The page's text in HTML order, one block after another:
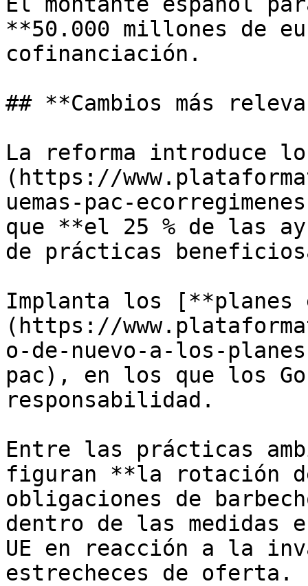
**50.000 millones de
cofinanciación.
## **Cambios más
La reforma introduce
(https://
uemas-pac-
que **el 25 % de las
de prácticas
Implanta los [**planes
(https://
o-de-nuevo-a-los-
pac), en los que los
responsabilidad.
Entre las prácticas
figuran **la rotación
obligaciones de
dentro de las medidas
UE en reacción a la
estrecheces de oferta.